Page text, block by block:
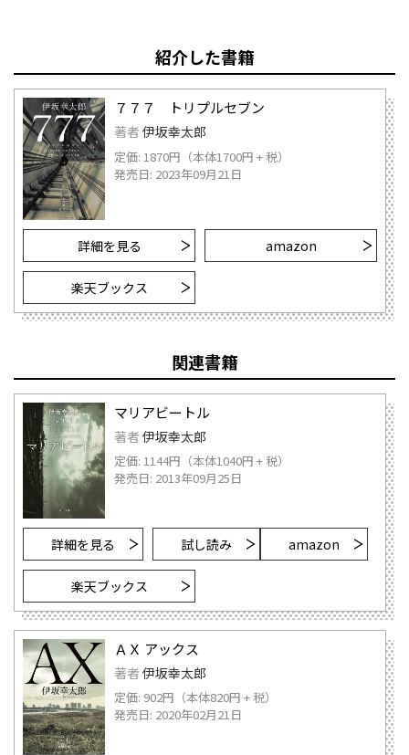
紹介した書籍
７７７ トリプルセブン
著者 伊坂幸太郎
定価: 1870円（本体1700円 + 税）
発売日: 2023年09月21日
詳細を見る amazon
楽天ブックス
関連書籍
マリアビートル
著者 伊坂幸太郎
定価: 1144円（本体1040円 + 税）
発売日: 2013年09月25日
詳細を見る 試し読み amazon
楽天ブックス
ＡＸ アックス
著者 伊坂幸太郎
定価: 902円（本体820円 + 税）
発売日: 2020年02月21日